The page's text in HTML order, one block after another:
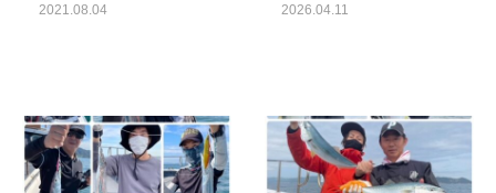
2021.08.04 2026.04.11